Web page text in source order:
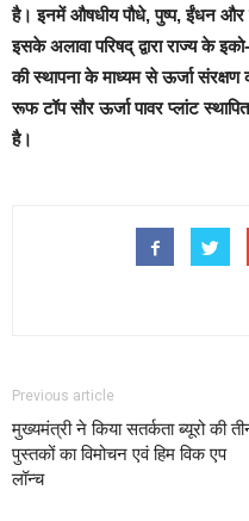
है। इनमें औषधीय पौधे, पुष्प, ईंधन और
इसके अलावा परिषद् द्वारा राज्य के
की स्थापना के माध्यम से ऊर्जा संरक्षण
रूफ टॉप सौर ऊर्जा पावर प्लांट
है।
Previous article
मुख्यमंत्री ने किया सतर्कता ब्यूरो की
पुस्तकों का विमोचन एवं हिम विक एप
लॉन्च